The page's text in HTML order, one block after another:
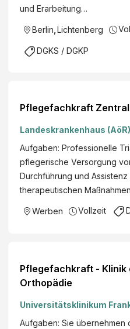
und Erarbeitung…
Berlin Lichtenberg
DGKS / DGKP
Pflegefachkraft
Landeskrankenhaus (AöR)
Aufgaben: Professionelle
pflegerische Versorgung
Durchführung und
therapeutischen
Werben Vollzeit
Pflegefachkraft - Klinik
Orthopädie
Universitätsklinikum
Aufgaben: Sie übernehmen